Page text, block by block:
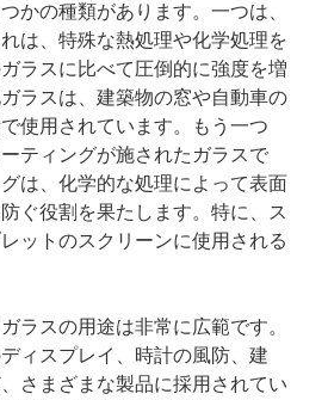
かの種類があります。一つは、
は、特殊な熱処理や化学処理を
ラスに比べて圧倒的に強度を増
ラスは、建築物の窓や自動車の
使用されています。もう一つ
ティングが施されたガラスで
は、化学的な処理によって表面
ぐ役割を果たします。特に、ス
ットのスクリーンに使用される
ラスの用途は非常に広範です。
ィスプレイ、時計の風防、建
さまざまな製品に採用されてい